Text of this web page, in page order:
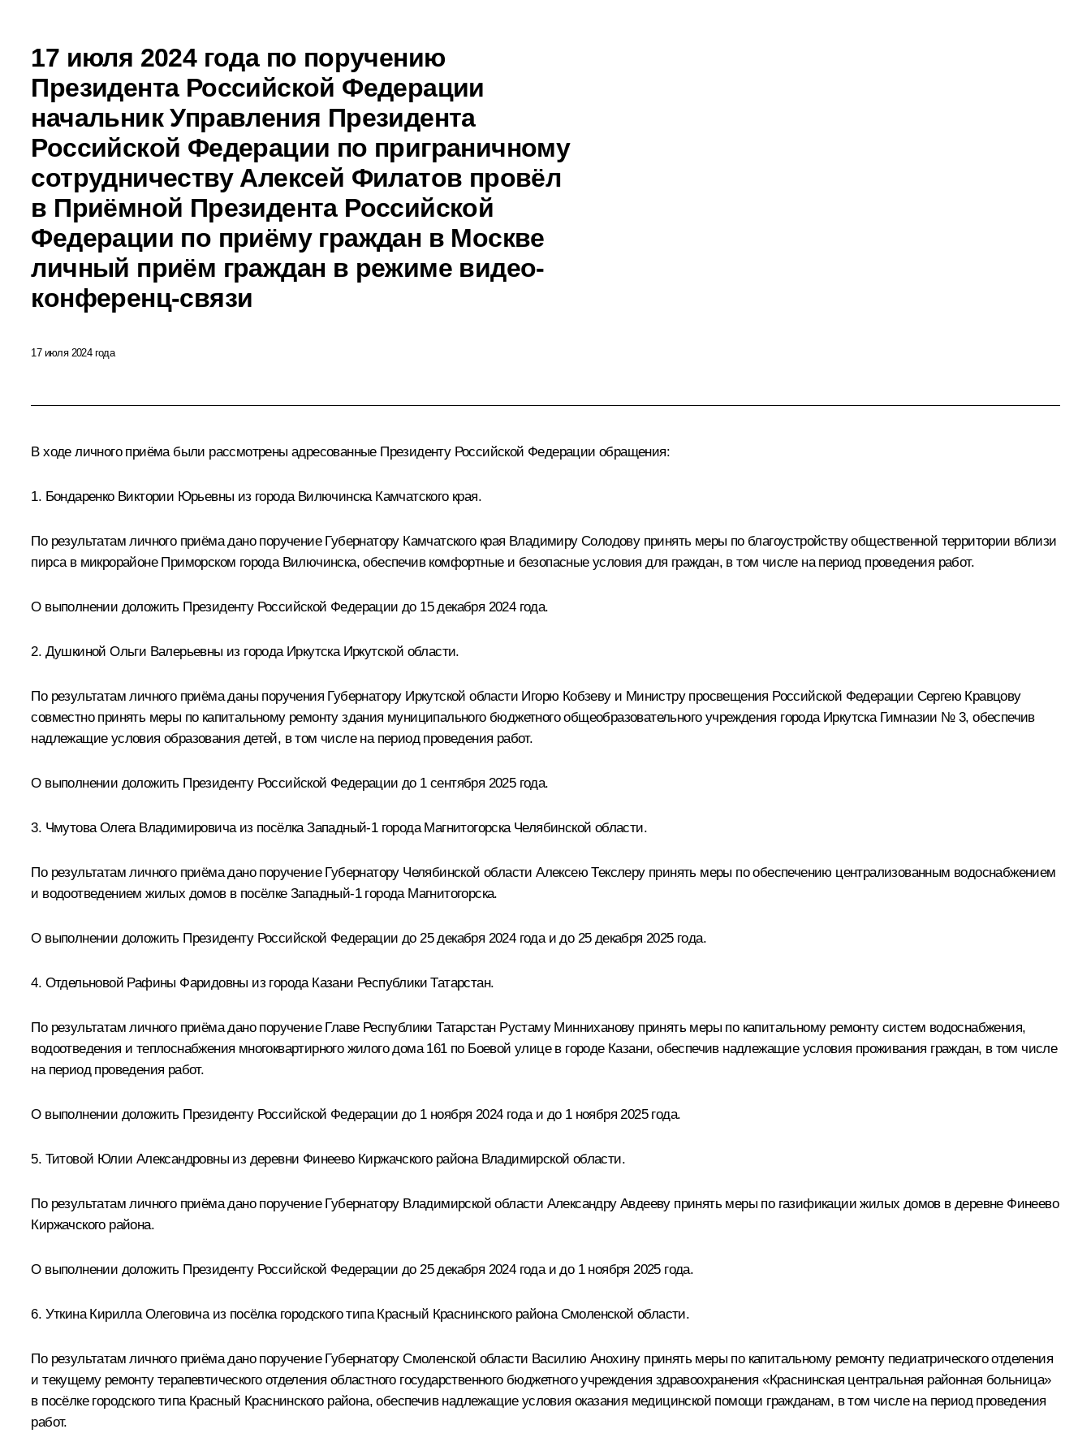
17 июля 2024 года по поручению
Президента Российской Федерации
начальник Управления Президента
Российской Федерации по приграничному
сотрудничеству Алексей Филатов провёл
в Приёмной Президента Российской
Федерации по приёму граждан в Москве
личный приём граждан в режиме видео-
конференц-связи
17 июля 2024 года
В ходе личного приёма были рассмотрены адресованные Президенту Российской Федерации обращения:
1. Бондаренко Виктории Юрьевны из города Вилючинска Камчатского края.
По результатам личного приёма дано поручение Губернатору Камчатского края Владимиру Солодову принять меры по благоустройству общественной территории вблизи
пирса в микрорайоне Приморском города Вилючинска, обеспечив комфортные и безопасные условия для граждан, в том числе на период проведения работ.
О выполнении доложить Президенту Российской Федерации до 15 декабря 2024 года.
2. Душкиной Ольги Валерьевны из города Иркутска Иркутской области.
По результатам личного приёма даны поручения Губернатору Иркутской области Игорю Кобзеву и Министру просвещения Российской Федерации Сергею Кравцову
совместно принять меры по капитальному ремонту здания муниципального бюджетного общеобразовательного учреждения города Иркутска Гимназии № 3, обеспечив
надлежащие условия образования детей, в том числе на период проведения работ.
О выполнении доложить Президенту Российской Федерации до 1 сентября 2025 года.
3. Чмутова Олега Владимировича из посёлка Западный-1 города Магнитогорска Челябинской области.
По результатам личного приёма дано поручение Губернатору Челябинской области Алексею Текслеру принять меры по обеспечению централизованным водоснабжением
и водоотведением жилых домов в посёлке Западный-1 города Магнитогорска.
О выполнении доложить Президенту Российской Федерации до 25 декабря 2024 года и до 25 декабря 2025 года.
4. Отдельновой Рафины Фаридовны из города Казани Республики Татарстан.
По результатам личного приёма дано поручение Главе Республики Татарстан Рустаму Минниханову принять меры по капитальному ремонту систем водоснабжения,
водоотведения и теплоснабжения многоквартирного жилого дома 161 по Боевой улице в городе Казани, обеспечив надлежащие условия проживания граждан, в том числе
на период проведения работ.
О выполнении доложить Президенту Российской Федерации до 1 ноября 2024 года и до 1 ноября 2025 года.
5. Титовой Юлии Александровны из деревни Финеево Киржачского района Владимирской области.
По результатам личного приёма дано поручение Губернатору Владимирской области Александру Авдееву принять меры по газификации жилых домов в деревне Финеево
Киржачского района.
О выполнении доложить Президенту Российской Федерации до 25 декабря 2024 года и до 1 ноября 2025 года.
6. Уткина Кирилла Олеговича из посёлка городского типа Красный Краснинского района Смоленской области.
По результатам личного приёма дано поручение Губернатору Смоленской области Василию Анохину принять меры по капитальному ремонту педиатрического отделения
и текущему ремонту терапевтического отделения областного государственного бюджетного учреждения здравоохранения «Краснинская центральная районная больница»
в посёлке городского типа Красный Краснинского района, обеспечив надлежащие условия оказания медицинской помощи гражданам, в том числе на период проведения
работ.